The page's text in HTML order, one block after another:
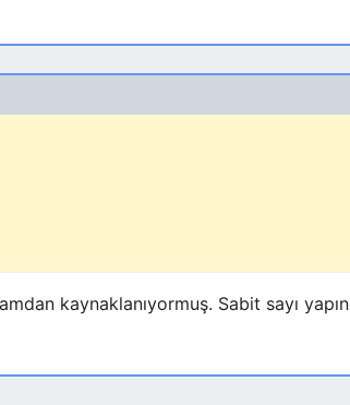
kaynaklanıyormuş. Sabit sayı